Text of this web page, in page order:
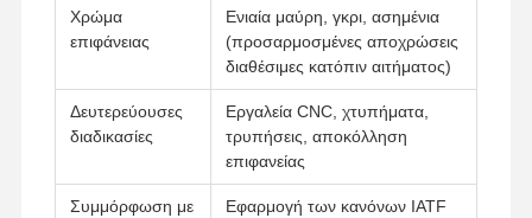
Χρώμα
επιφάνειας
Ενιαία μαύρη, γκρι, ασημένια
(προσαρμοσμένες αποχρώσεις
διαθέσιμες κατόπιν αιτήματος)
Δευτερεύουσες
διαδικασίες
Εργαλεία CNC, χτυπήματα,
τρυπήσεις, αποκόλληση
επιφανείας
Συμμόρφωση με
Εφαρμογή των κανόνων IATF